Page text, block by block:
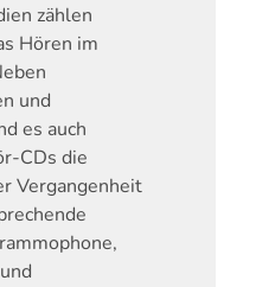
zählen
Hören im
und
es auch
CDs die
Vergangenheit